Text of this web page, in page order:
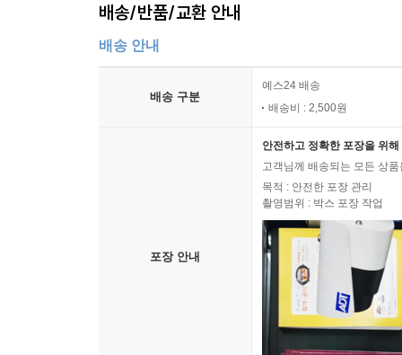
배송/반품/교환 안내
배송 안내
배송 구분
예스24 배송
배송비 : 2,500원
포장 안내
안전하고 정확한 포장을 위
고객님께 배송되는 모든 상
목적 : 안전한 포장 관리
촬영범위 : 박스 포장 작업